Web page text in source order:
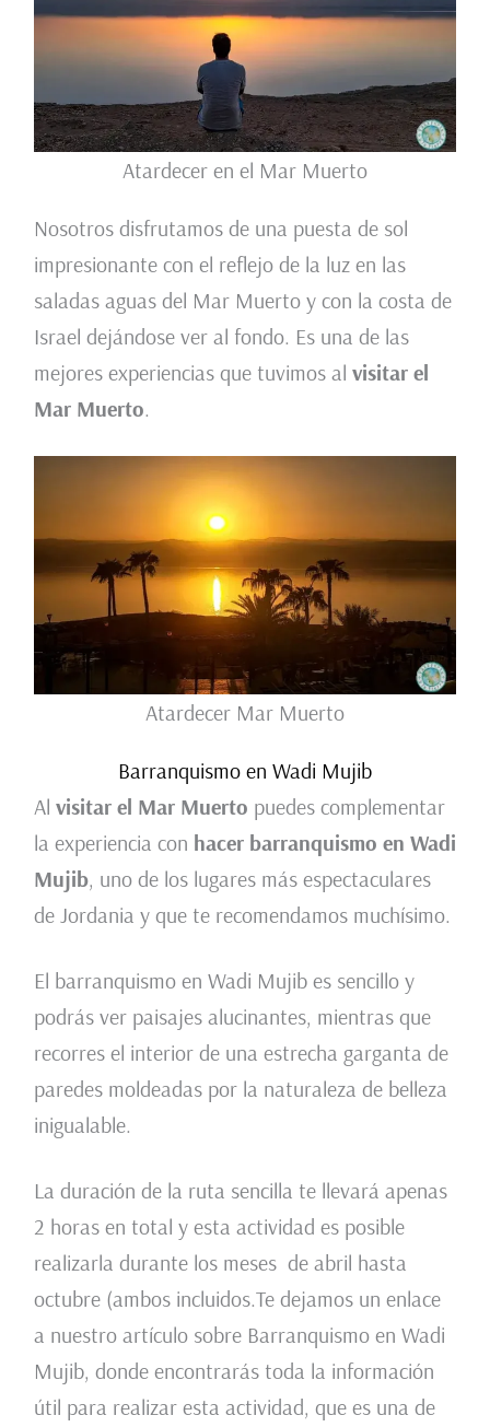
Atardecer en el Mar Muerto
Nosotros disfrutamos de una puesta de sol
impresionante con el reflejo de la luz en las
saladas aguas del Mar Muerto y con la costa de
Israel dejándose ver al fondo. Es una de las
mejores experiencias que tuvimos al visitar el
Mar Muerto.
Atardecer Mar Muerto
Barranquismo en Wadi Mujib
Al visitar el Mar Muerto puedes complementar
la experiencia con hacer barranquismo en Wadi
Mujib, uno de los lugares más espectaculares
de Jordania y que te recomendamos muchísimo.
El barranquismo en Wadi Mujib es sencillo y
podrás ver paisajes alucinantes, mientras que
recorres el interior de una estrecha garganta de
paredes moldeadas por la naturaleza de belleza
inigualable.
La duración de la ruta sencilla te llevará apenas
2 horas en total y esta actividad es posible
realizarla durante los meses de abril hasta
octubre (ambos incluidos.Te dejamos un enlace
a nuestro artículo sobre Barranquismo en Wadi
Mujib, donde encontrarás toda la información
útil para realizar esta actividad, que es una de